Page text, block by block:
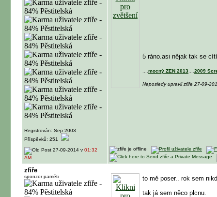
Registrován: Sep 2003
Příspěvků: 251
5 ráno.asi nějak tak se
mocný ZEN 2013 2009
Naposledy upravil zfiře 27-09-
27-09-2014 v 01:32
AM
zfiře
sponzor paměti
to mě poser.. rok sem
tak já sem něco plcnu.